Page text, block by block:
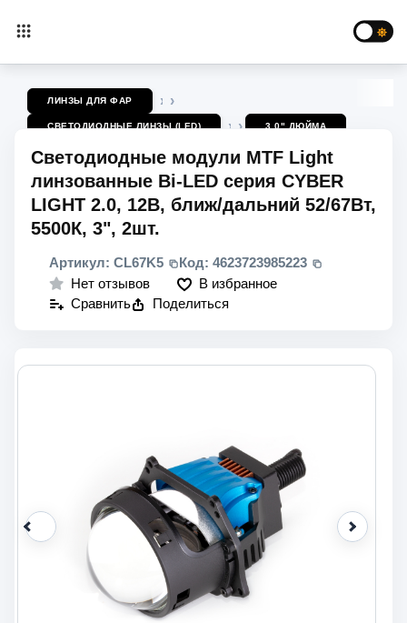
ЛИНЗЫ ДЛЯ ФАР
СВЕТОДИОДНЫЕ ЛИНЗЫ (LED) 3.0" ДЮЙМА
Светодиодные модули MTF Light
линзованные Bi-LED серия CYBER
LIGHT 2.0, 12В, ближ/дальний 52/67Вт,
5500К, 3", 2шт.
Артикул: CL67K5 Код: 4623723985223
Нет отзывов
В избранное
Сравнить
Поделиться